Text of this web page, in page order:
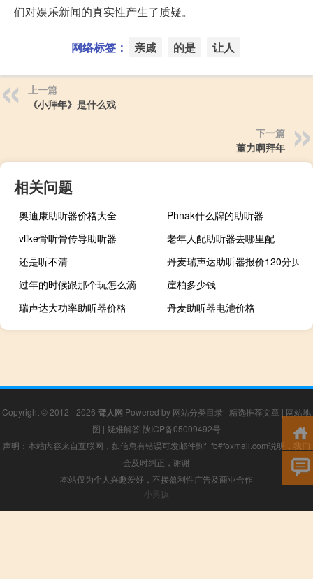
们对娱乐新闻的真实性产生了质疑。
网络标签： 亲戚 的是 让人
上一篇
《小拜年》是什么戏
下一篇
董力啊拜年
相关问题
奥迪康助听器价格大全
Phnak什么牌的助听器
vlike骨听骨传导助听器
老年人配助听器去哪里配
还是听不清
丹麦瑞声达助听器报价120分贝
过年的时候跟那个玩怎么滴
崖柏多少钱
瑞声达大功率助听器价格
丹麦助听器电池价格
Copyright © 2012 - 2026 聋人网 Powered by 网站分类目录 | 精选推荐文章 | 网站地
图 | 疑难解答 陕ICP备05009492号
声明：本站内容来自互联网，如信息有错误可发邮件到f_fb#foxmail.com说明，我们
会及时纠正，谢谢
本站仅为个人兴趣爱好，不接盈利性广告及商业合作
小男孩